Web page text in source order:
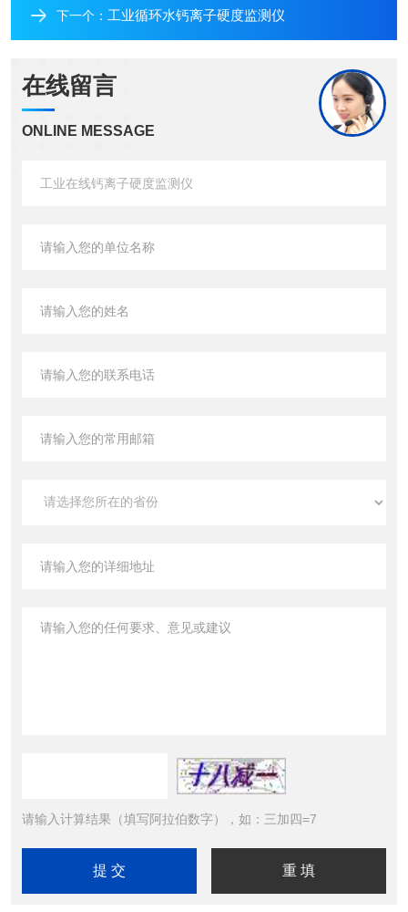
下一个： 工业循环水钙离子硬度监测仪
在线留言
ONLINE MESSAGE
请输入计算结果（填写阿拉伯数字），如：三加四=7